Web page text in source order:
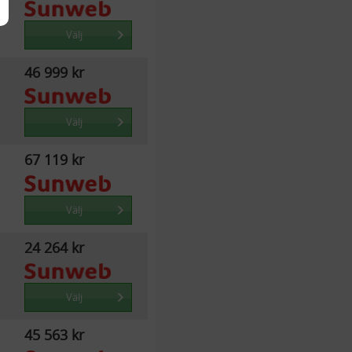
Välj
46 999 kr
Välj
67 119 kr
Välj
24 264 kr
Välj
45 563 kr